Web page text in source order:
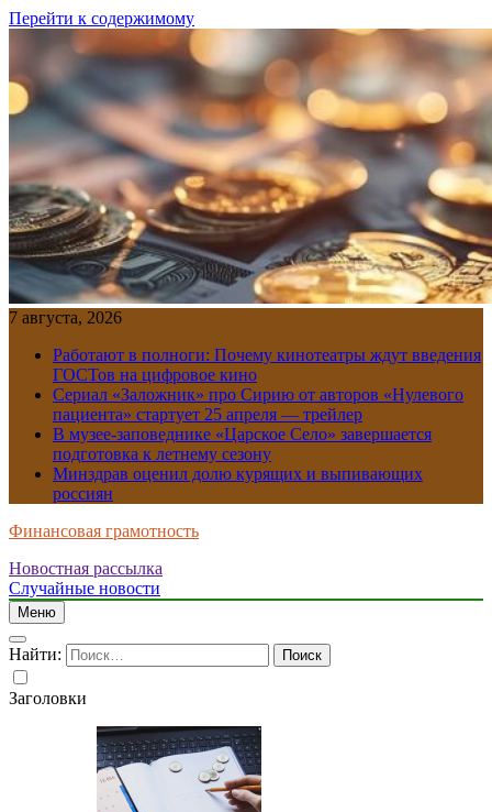
Перейти к содержимому
7 августа, 2026
Работают в полноги: Почему кинотеатры ждут введения
ГОСТов на цифровое кино
Сериал «Заложник» про Сирию от авторов «Нулевого
пациента» стартует 25 апреля — трейлер
В музее-заповеднике «Царское Село» завершается
подготовка к летнему сезону
Минздрав оценил долю курящих и выпивающих
россиян
Финансовая грамотность
Новостная рассылка
Случайные новости
Меню
Найти:
Заголовки